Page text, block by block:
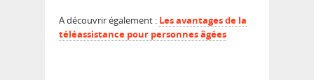
A découvrir également : Les avantages de la
téléassistance pour personnes âgées